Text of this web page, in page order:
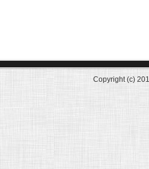
Copyright (c)